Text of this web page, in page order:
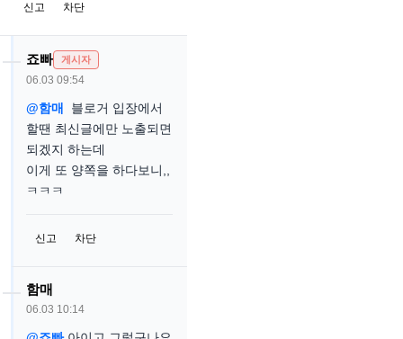
신고 차단
죠빠 게시자
06.03 09:54
@함매
블로거 입장에서
할땐 최신글에만 노출되면
되겠지 하는데
이게 또 양쪽을 하다보니,,
ㅋㅋㅋ
신고 차단
함매
06.03 10:14